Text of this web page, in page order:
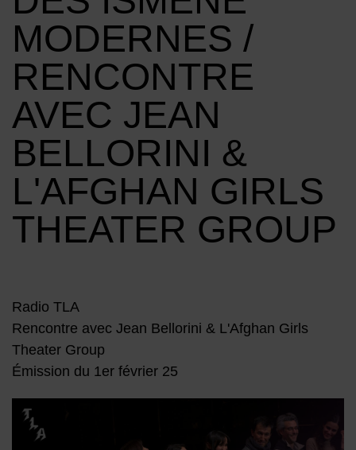
MODERNES /
RENCONTRE
AVEC JEAN
BELLORINI &
L'AFGHAN GIRLS
THEATER GROUP
Radio TLA
Rencontre avec Jean Bellorini & L'Afghan Girls
Theater Group
Émission du 1er février 25